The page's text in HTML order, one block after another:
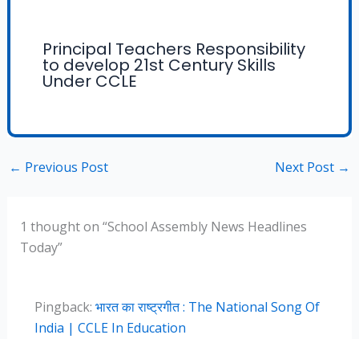
Principal Teachers Responsibility
to develop 21st Century Skills
Under CCLE
← Previous Post Next Post →
1 thought on “School Assembly News Headlines
Today”
Pingback: भारत का राष्ट्रगीत : The National Song Of
India | CCLE In Education